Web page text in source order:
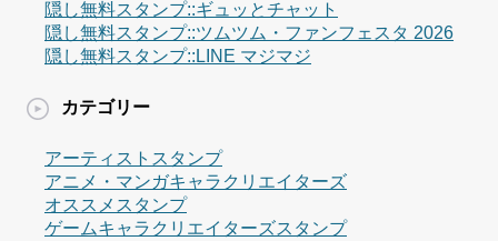
隠し無料スタンプ::ギュッとチャット
隠し無料スタンプ::ツムツム・ファンフェスタ 2026
隠し無料スタンプ::LINE マジマジ
カテゴリー
アーティストスタンプ
アニメ・マンガキャラクリエイターズ
オススメスタンプ
ゲームキャラクリエイターズスタンプ